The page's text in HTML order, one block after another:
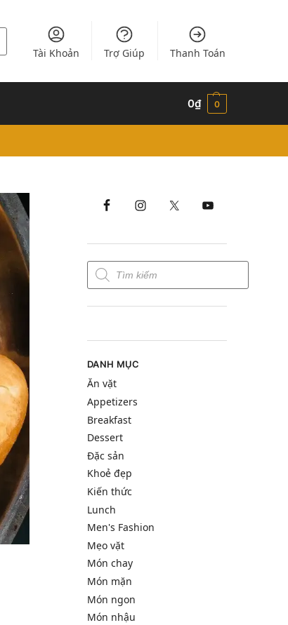
Tài Khoản Trợ Giúp Thanh Toán
0₫ 0
DANH MỤC
Ăn vặt
Appetizers
Breakfast
Dessert
Đặc sản
Khoẻ đẹp
Kiến thức
Lunch
Men's Fashion
Mẹo vặt
Món chay
Món mặn
Món ngon
Món nhậu